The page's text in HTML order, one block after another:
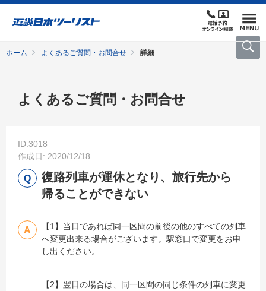
ホーム よくあるご質問・お問合せ 詳細
よくあるご質問・お問合せ
ID:3018
作成日: 2020/12/18
復路列車が運休となり、旅行先から
帰ることができない
【1】当日であれば同一区間の前後の他のすべての列車
へ変更出来る場合がございます。駅窓口で変更をお申
し出ください。
【2】翌日の場合は、同一区間の同じ条件の列車に変更